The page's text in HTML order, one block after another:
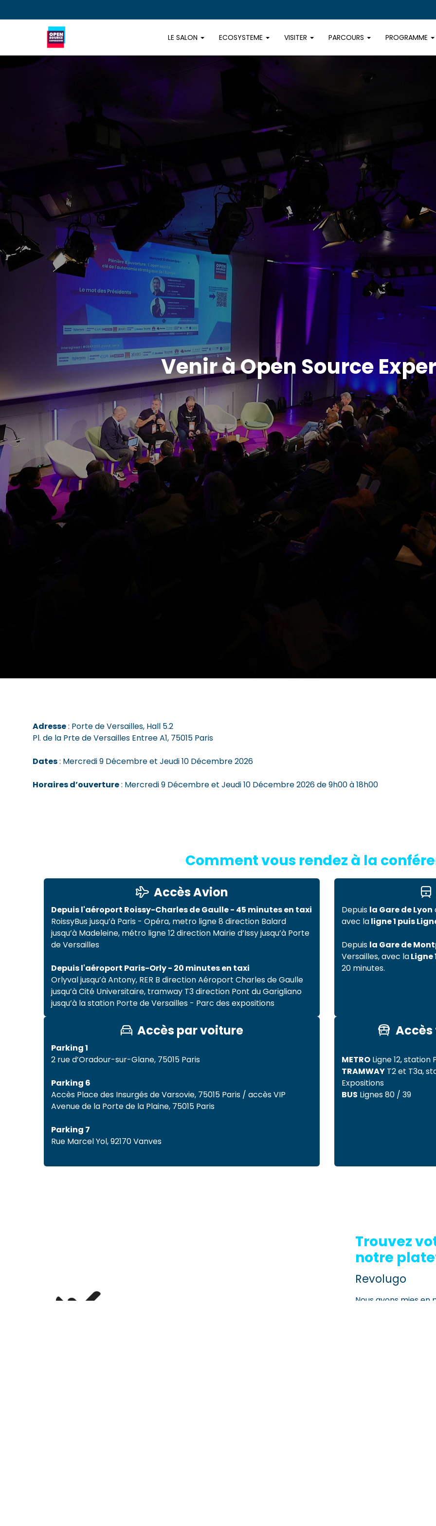
LE SALON ECOSYSTEME VISITER PARCOURS PROGRAMME
Venir à Open Source
Adresse: Porte de Versailles, Hall 5.2
Pl. de la Prte de Versailles Entree A1, 75015 Paris
Dates: Mercredi 9 Décembre et Jeudi 10 Décembre 2026
Horaires d’ouverture: Mercredi 9 Décembre et Jeudi 10 Décembre 2026 de 9h00 à 18h00
Comment vous rendez à la
Accès Avion
Depuis l'aéroport Roissy-Charles de Gaulle - 45 minutes en taxi
RoissyBus jusqu’à Paris - Opéra, metro ligne 8 direction Balard
jusqu’à Madeleine, métro ligne 12 direction Mairie d’Issy jusqu’à Porte
de Versailles
Depuis l'aéroport Paris-Orly - 20 minutes en taxi
Orlyval jusqu’à Antony, RER B direction Aéroport Charles de Gaulle
jusqu’à Cité Universitaire, tramway T3 direction Pont du Garigliano
jusqu’à la station Porte de Versailles - Parc des expositions
Depuis la Gare de Lyon
avec laligne 1 puis
Depuis la Gare de
Versailles, avec laLigne
20 minutes.
Accès par voiture
Parking 1
2 rue d’Oradour-sur-Glane, 75015 Paris
Parking 6
Accès Place des Insurgés de Varsovie, 75015 Paris / accès VIP
Avenue de la Porte de la Plaine, 75015 Paris
Parking 7
Rue Marcel Yol, 92170 Vanves
METRO Ligne 12, station
TRAMWAY T2 et T3a,
Expositions
BUS Lignes 80 / 39
Trouvez
notre
Revolugo
Nous avons mies